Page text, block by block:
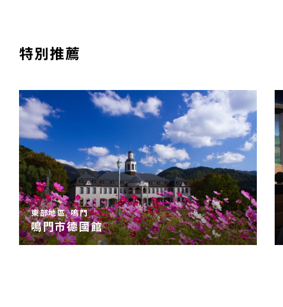
特別推薦
東部地區, 鳴門
鳴門市德國館